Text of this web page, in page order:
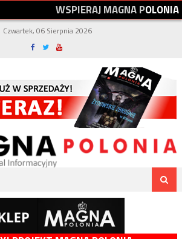
WSPIERAJMAGNAPOLONIA
Czwartek, 06 Sierpnia 2026